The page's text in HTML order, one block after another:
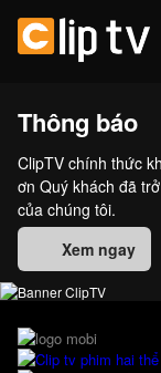
Thông báo
ClipTV chính thức
ơn Quý khách đã
của chúng tôi.
Xem ngay